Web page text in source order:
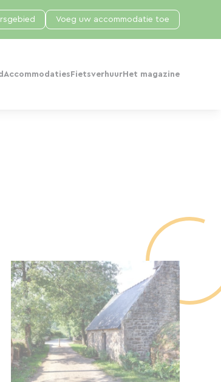
Accommodaties Fietsverhuur Het magazine
Voeg uw accommodatie toe